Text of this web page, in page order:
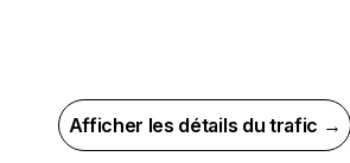
Afficher les détails du trafic →